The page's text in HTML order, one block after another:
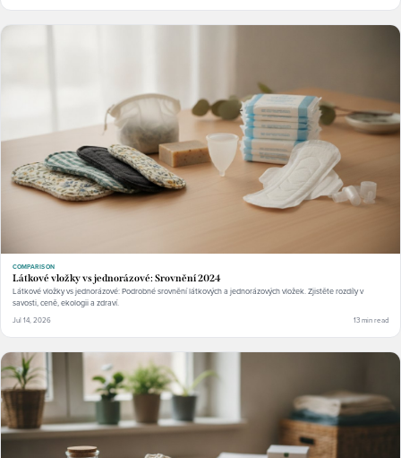
COMPARISON
Látkové vložky vs jednorázové: Srovnění 2024
Látkové vložky vs jednorázové: Podrobné srovnění látkových a jednorázových vložek. Zjistěte rozdíly v
savosti, ceně, ekologii a zdraví.
Jul 14, 2026 13 min read